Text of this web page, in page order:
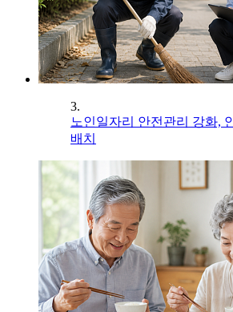
3.
노인일자리 안전관리 강화,
배치